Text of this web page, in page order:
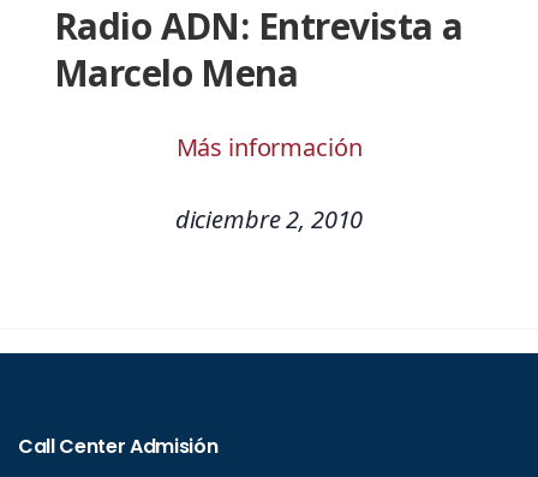
Radio ADN: Entrevista a
Marcelo Mena
Más información
diciembre 2, 2010